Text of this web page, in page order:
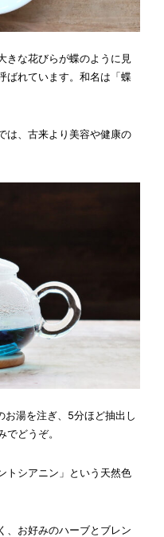
きな花びらが蝶のように見
ばれています。和名は「蝶
は、古来より美容や健康の
湯を注ぎ、5分ほど抽出し
どうぞ。
トシアニン」という天然色
、お好みのハーブとブレン